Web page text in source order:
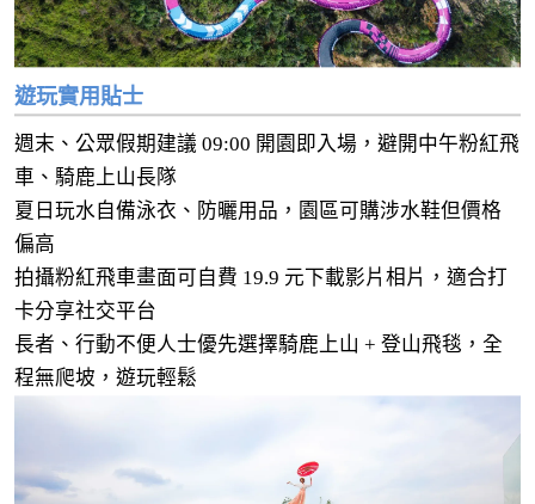
遊玩實用貼士
週末、公眾假期建議 09:00 開園即入場，避開中午粉紅飛
車、騎鹿上山長隊
夏日玩水自備泳衣、防曬用品，園區可購涉水鞋但價格
偏高
拍攝粉紅飛車畫面可自費 19.9 元下載影片相片，適合打
卡分享社交平台
長者、行動不便人士優先選擇騎鹿上山 + 登山飛毯，全
程無爬坡，遊玩輕鬆